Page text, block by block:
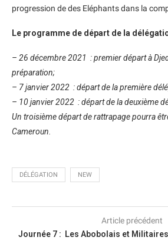
progression de des Eléphants dans la
Le programme de départ de la
– 26 décembre 2021 : premier départ à
préparation;
– 7 janvier 2022 : départ de la première
– 10 janvier 2022 : départ de la deuxième
Un troisième départ de rattrapage pourra
Cameroun.
DÉLÉGATION NEW
Article précédent
Journée 7 : Les Abobolais et